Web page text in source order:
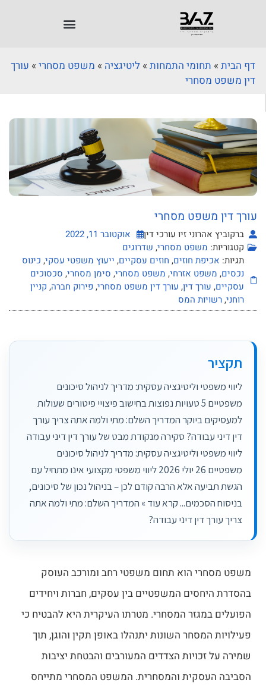
דף הבית » תחומי התמחות » ליטיגציה » משפט מסחרי » עורך
דין משפט מסחרי
עורך דין משפט מסחרי
ברקוביץ אהרוני זיו עורכי דין
אוקטובר 11, 2022
קטגוריות: משפט מסחרי, שדרוגים
תגיות: אכיפת חוזים, חוזים עסקיים, ייעוץ משפטי עסקי, כינוס
נכסים, משפט אזרחי, משפט מסחרי, סימן מסחרי, סכסוכים
עסקיים, עורך דין, עורך דין משפט מסחרי, פירוק חברה, קניין
רוחני,רשויות המס
תקציר
ליווי משפטי וליטיגציה עסקית: מדריך לניהול סיכונים
משפטיים 5 טעויות נפוצות בחישוב פיצויי פיטורים שעולות
למעסיקים ביוקר המדריך השלם: מתי ולמה אתה צריך עורך
דין דיני עבודה? סקירה מנקודת מבט של עורך דין דיני עבודה
ליווי משפטי וליטיגציה עסקית: מדריך לניהול סיכונים
משפטיים 26 יולי 2026 ליווי משפטי מקצועי אינו מתחיל עם
הגשת תביעה אלא הרבה קודם לכן – בניהול נכון של סיכונים,
בניסוח הסכמים... קרא עוד » המדריך השלם: מתי ולמה אתה
צריך עורך דין דיני עבודה?
משפט מסחרי הוא תחום משפטי רחב ומורכב העוסק
בהסדרת היחסים המשפטיים בין עסקים, חברות ויחידים
הפועלים במגזר המסחרי. מטרתו העיקרית היא להבטיח כי
פעילויות המסחר השונות יתנהלו באופן תקין והוגן, תוך
שמירה על זכויות הצדדים המעורבים והבטחת יציבות
הסביבה העסקית והמסחרית. המשפט המסחרי מתייחס